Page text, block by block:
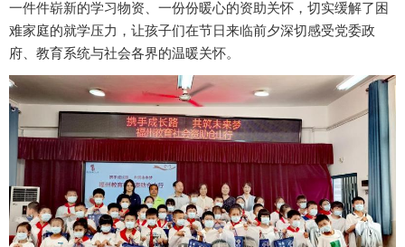
一件件崭新的学习物资、一份份暖心的资助关怀，切实缓解了困
难家庭的就学压力，让孩子们在节日来临前夕深切感受党委政
府、教育系统与社会各界的温暖关怀。